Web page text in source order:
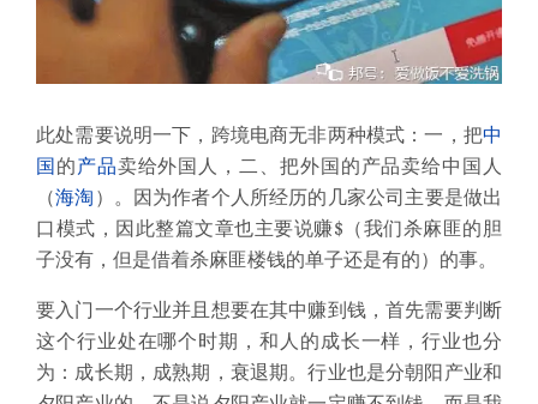
此处需要说明一下，跨境电商无非两种模式：一，把中
国 的产品卖给外国人，二、把外国的产品卖给中国人
（海淘 ）。因为作者个人所经历的几家公司主要是做出
口模式，因此整篇文章也主要说赚$（我们杀麻匪的胆
子没有，但是借着杀麻匪楼钱的单子还是有的）的事。
要入门一个行业并且想要在其中赚到钱，首先需要判断
这个行业处在哪个时期，和人的成长一样，行业也分
为：成长期，成熟期，衰退期。行业也是分朝阳产业和